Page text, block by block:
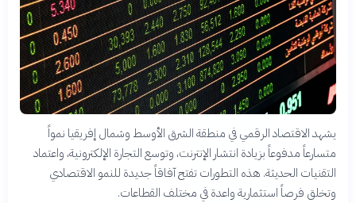
يشهد الاقتصاد الرقمي في منطقة الشرق الأوسط وشمال إفريقيا نمواً
متسارعاً مدفوعاً بزيادة انتشار الإنترنت، وتوسع التجارة الإلكترونية، واعتماد
التقنيات الحديثة. هذه التطورات تفتح آفاقاً جديدة للنمو الاقتصادي
وتخلق فرصاً استثمارية واعدة في مختلف القطاعات.